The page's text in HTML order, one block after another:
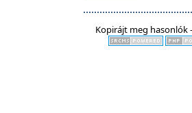
Kopirájt meg hasonlók